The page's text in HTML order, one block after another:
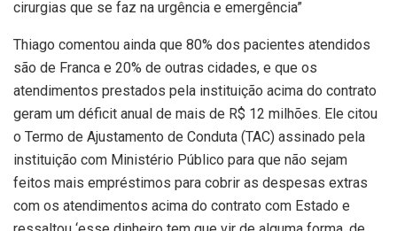
cirurgias que se faz na urgência e emergência”
Thiago comentou ainda que 80% dos pacientes atendidos
são de Franca e 20% de outras cidades, e que os
atendimentos prestados pela instituição acima do contrato
geram um déficit anual de mais de R$ 12 milhões. Ele citou
o Termo de Ajustamento de Conduta (TAC) assinado pela
instituição com Ministério Público para que não sejam
feitos mais empréstimos para cobrir as despesas extras
com os atendimentos acima do contrato com Estado e